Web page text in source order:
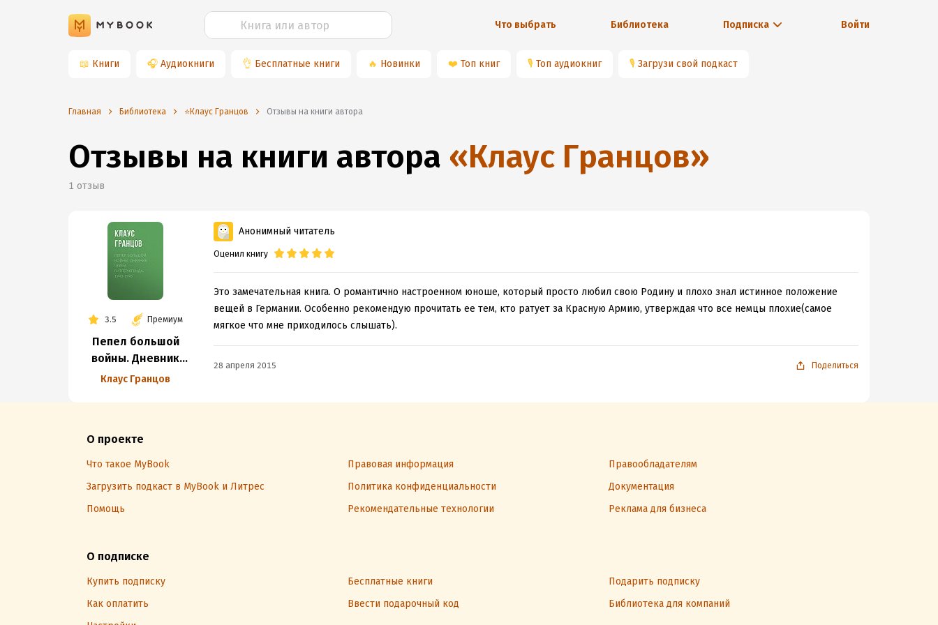
Что выбрать Библиотека Подписка Войти
📖 Книги 🎧 Аудиокниги 👌 Бесплатные книги 🔥 Новинки ❤️ Топ книг 🎙 Топ аудиокниг 🎙 Загрузи свой подкаст
Главная Библиотека ⭐️Клаус Гранцов Отзывы на книги автора
Отзывы на книги автора «Клаус Гранцов»
1 отзыв
3.5 Премиум
Пепел большой
войны. Дневник
члена
Клаус Гранцов
Анонимный читатель
Оценил книгу
Это замечательная книга. О романтично настроенном юноше, который просто любил свою Родину и плохо знал истинное положение
вещей в Германии. Особенно рекомендую прочитать ее тем, кто ратует за Красную Армию, утверждая что все немцы плохие(самое
мягкое что мне приходилось слышать).
28 апреля 2015 Поделиться
О проекте
Что такое MyBook Правовая информация
Правообладателям
Загрузить подкаст в MyBook и Литрес
Политика конфиденциальности
Документация
Помощь
Рекомендательные технологии Реклама для бизнеса
О подписке
Купить подписку Бесплатные книги
Подарить подписку
Как оплатить
Ввести подарочный код
Библиотека для компаний